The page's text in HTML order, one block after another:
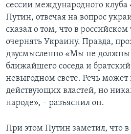
сессии международного
Путин, отвечая на вопрос
сказал о том, что в российском
очернять Украину. Правда,
двусмысленно «Мы не должны
ближайшего соседа и
невыгодном свете. Речь может
действующих властей, но
народе», – разъяснил он.
При этом Путин заметил, что